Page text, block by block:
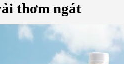
thơm ngát